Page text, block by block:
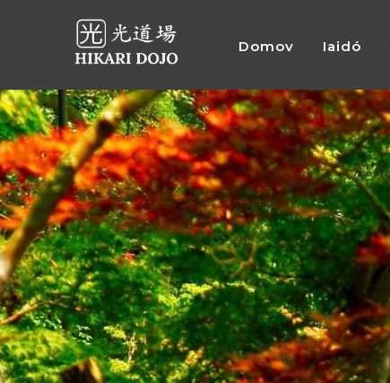
obsah
Domov Iaidó